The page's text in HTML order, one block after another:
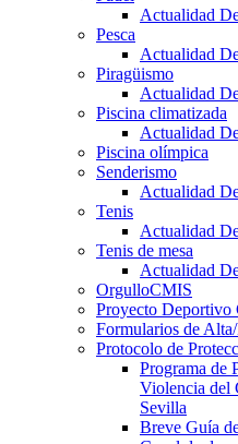
Actualidad
Pesca
Actualidad
Piragüismo
Actualidad
Piscina climatizada
Actualidad
Piscina olímpica
Senderismo
Actualidad
Tenis
Actualidad
Tenis de mesa
Actualidad
OrgulloCMIS
Proyecto Deportivo
Formularios de
Protocolo de
Programa de
Violencia del
Sevilla
Breve Guía